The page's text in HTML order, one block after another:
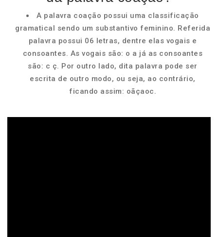
A palavra coação possui uma classificação
gramatical sendo um substantivo feminino. Referida
palavra possui 06 letras, dentre elas vogais e
consoantes. As vogais são: o a já as consoantes
são: c ç. Por outro lado, dita palavra pode ser
escrita de outro modo, ou seja, ao contrário,
ficando assim: oãçaoc.